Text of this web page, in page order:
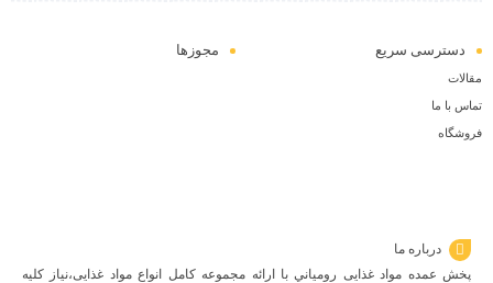
دسترسی سریع
مقالات
تماس با ما
فروشگاه
مجوزها
درباره ما
پخش عمده مواد غذایی رومياني با ارائه مجموعه كامل انواع مواد غذایی،نياز كليه